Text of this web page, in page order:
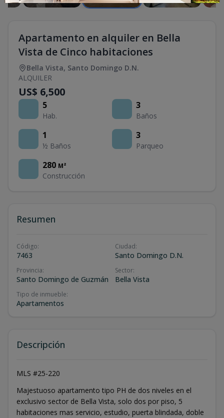
Apartamento en alquiler en Bella
Vista de Cinco habitaciones
Bella Vista, Santo Domingo D.N.
ALQUILER
US$ 6,500
5
Hab.
3
Baños
1
½ Baños
3
Parqueo
280 M²
Construcción
Resumen
Código:
7463
Ciudad:
Santo Domingo D.N.
Provincia:
Santo Domingo de Guzmán
Sector:
Bella Vista
Tipo de inmueble:
Apartamentos
Descripción
MLS #25-220
Majestuoso apartamento tipo PH de dos niveles en el
exclusivo sector de Bella Vista, solo dos por piso, 5
habitaciones mas servicio, estudio, puerta blindada, doble